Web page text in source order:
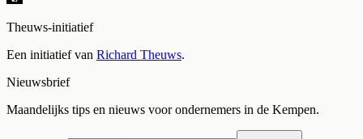
Theuws-initiatief
Een initiatief van Richard Theuws.
Nieuwsbrief
Maandelijks tips en nieuws voor ondernemers in de Kempen.